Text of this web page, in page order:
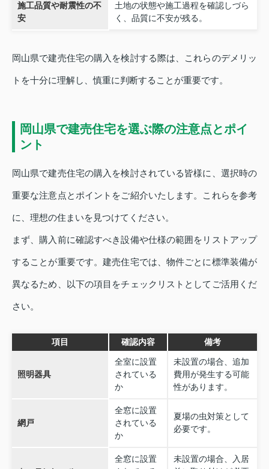
施工品質や耐震性の不
安
土地の状態や施工過程を確認しづら
く、品質に不安が残る。
岡山県で建売住宅の購入を検討する際は、これらのデメリッ
トを十分に理解し、慎重に判断することが重要です。
岡山県で建売住宅を選ぶ際の注意点とポイ
ント
岡山県で建売住宅の購入を検討されている皆様に、選択時の
重要な注意点とポイントをご紹介いたします。これらを参考
に、理想の住まいを見つけてください。
まず、購入前に確認すべき設備や仕様の範囲をリストアップ
することが重要です。建売住宅では、物件ごとに標準装備が
異なるため、以下の項目をチェックリストとしてご活用くだ
さい。
項目 確認内容 備考
照明器具
全室に設置
されている
か
未設置の場合、追加
費用が発生する可能
性があります。
網戸
全窓に設置
されている
か
夏場の虫対策として
必要です。
全窓に設置
未設置の場合、入居